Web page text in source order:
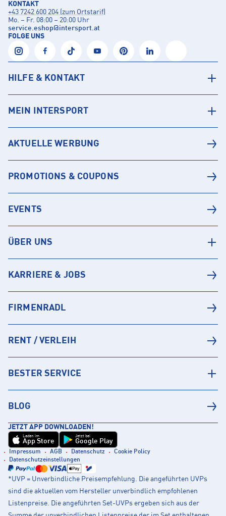
KONTAKT
+43 7242 600 204 (zum Ortstarif)
Mo. – Fr. 08:00 – 20:00 Uhr
service.eshop@intersport.at
FOLGE UNS
HILFE & KONTAKT
MEIN INTERSPORT
AKTUELLE WERBUNG
PROMOTIONS & COUPONS
EVENTS
ÜBER UNS
KARRIERE & JOBS
FIRMENRADL
RENT / VERLEIH
BESTER SERVICE
BLOG
JETZT APP DOWNLOADEN!
Laden im
App Store
Jetzt bei
Google Play
Impressum AGB Datenschutz
Cookie Policy
Datenschutzeinstellungen
*UVP = Unverbindliche Preisempfehlung. Die angeführten UVPs
sind die aktuellen vom Hersteller unverbindlich empfohlenen
Listenpreise. Die angeführten Set-UVPs ergeben sich aus der